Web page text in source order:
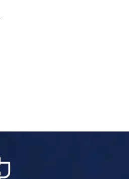
karakteristik produk, kondisi
yang digunakan. Faktor
kandungan lemak, hingga
Anti-caking agent
dengan kemasan yang memiliki
nilai tambah yang